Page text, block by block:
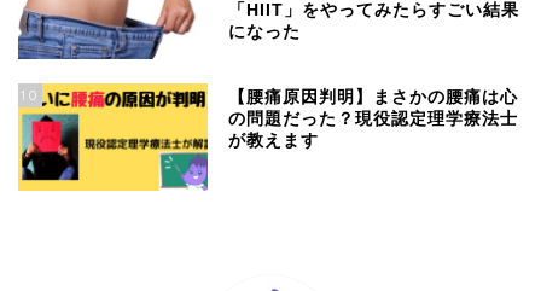
「HIIT」をやってみたらすごい結果
になった
10
【腰痛原因判明】まさかの腰痛は心
の問題だった？現役認定理学療法士
が教えます